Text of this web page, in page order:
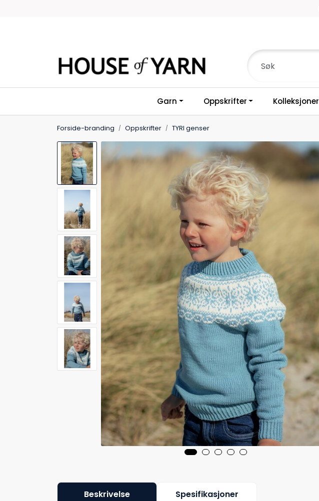
Garn Oppskrifter Kolleksjoner
Forside-branding Oppskrifter TYRI genser
Beskrivelse Spesifikasjoner